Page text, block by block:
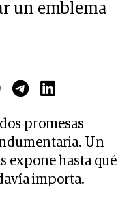
un emblema
promesas
Un
expone hasta qué
importa.